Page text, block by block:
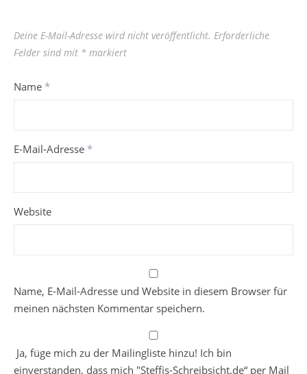
Deine E-Mail-Adresse wird nicht veröffentlicht. Erforderliche
Felder sind mit * markiert
Name *
E-Mail-Adresse *
Website
Name, E-Mail-Adresse und Website in diesem Browser für
meinen nächsten Kommentar speichern.
Ja, füge mich zu der Mailingliste hinzu! Ich bin
einverstanden, dass mich "Steffis-Schreibsicht.de“ per Mail